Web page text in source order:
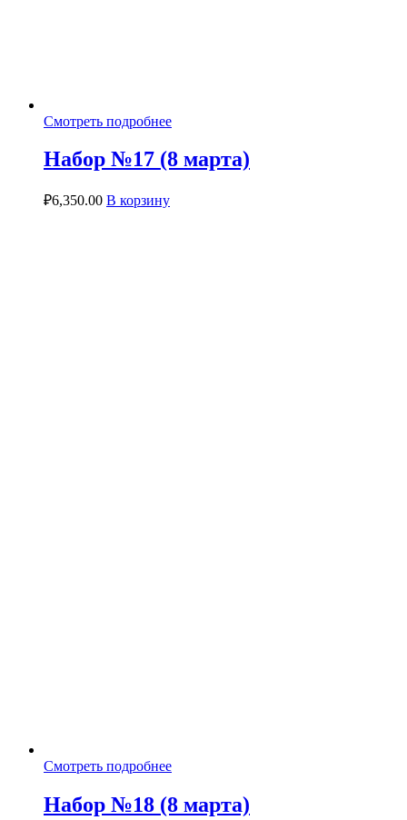
Смотреть подробнее
Набор №17 (8 марта)
₽6,350.00 В корзину
Смотреть подробнее
Набор №18 (8 марта)